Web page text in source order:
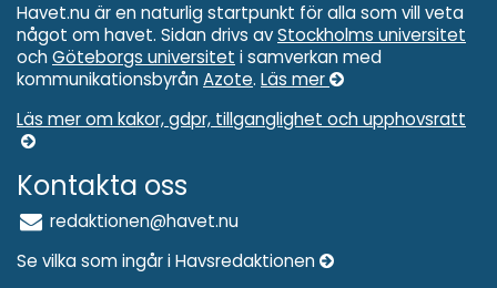
Havet.nu är en naturlig startpunkt för alla som vill veta
något om havet. Sidan drivs avStockholms universitet
och Göteborgs universitet i samverkan med
kommunikationsbyrån Azote. Läs mer
Läs mer om kakor, gdpr, tillganglighet och upphovsratt
Kontakta oss
redaktionen@havet.nu
Se vilka som ingår i Havsredaktionen